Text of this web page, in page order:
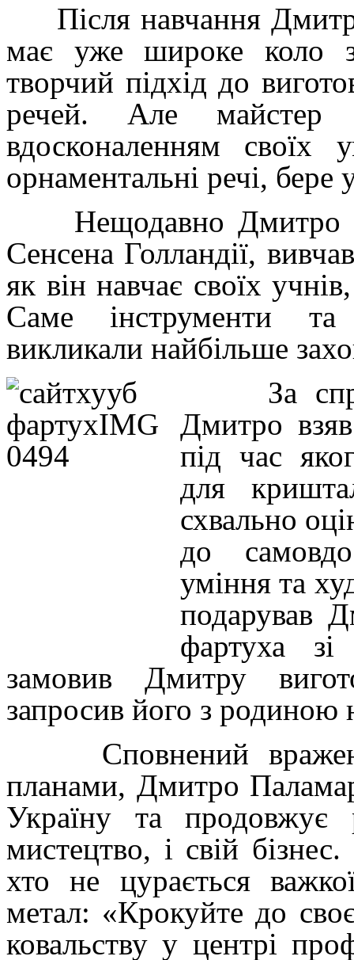
Після навчання
має уже широке коло
творчий підхід до
речей. Але майстер
вдосконаленням
орнаментальні речі,
Нещодавно Дмитро
Сенсена Голландії,
як він навчає своїх
Саме інструменти та
викликали найбільше
За
Дмитро
під час
для
схвально
до
уміння та
подарував
фартуха
замовив Дмитру
запросив його з родиною
Сповнений
планами, Дмитро
Україну та продовжує
мистецтво, і свій
хто не цурається
метал: «Крокуйте до
ковальству у центрі